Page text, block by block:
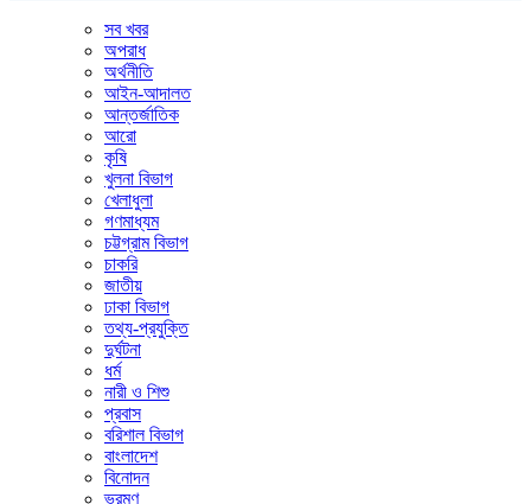
সব খবর
অপরাধ
অর্থনীতি
আইন-আদালত
আন্তর্জাতিক
আরো
কৃষি
খুলনা বিভাগ
খেলাধুলা
গণমাধ্যম
চট্টগ্রাম বিভাগ
চাকরি
জাতীয়
ঢাকা বিভাগ
তথ্য-প্রযুক্তি
দুর্ঘটনা
ধর্ম
নারী ও শিশু
প্রবাস
বরিশাল বিভাগ
বাংলাদেশ
বিনোদন
ভ্রমণ